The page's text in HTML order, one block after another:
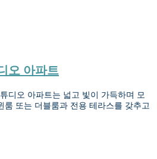
오 아파트
디오 아파트는 넓고 빛이 가득하며 모
룸 또는 더블룸과 전용 테라스를 갖추고